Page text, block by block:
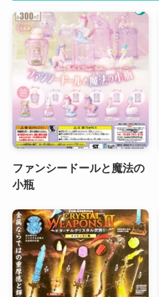
ファンシードールと魔法の
小瓶